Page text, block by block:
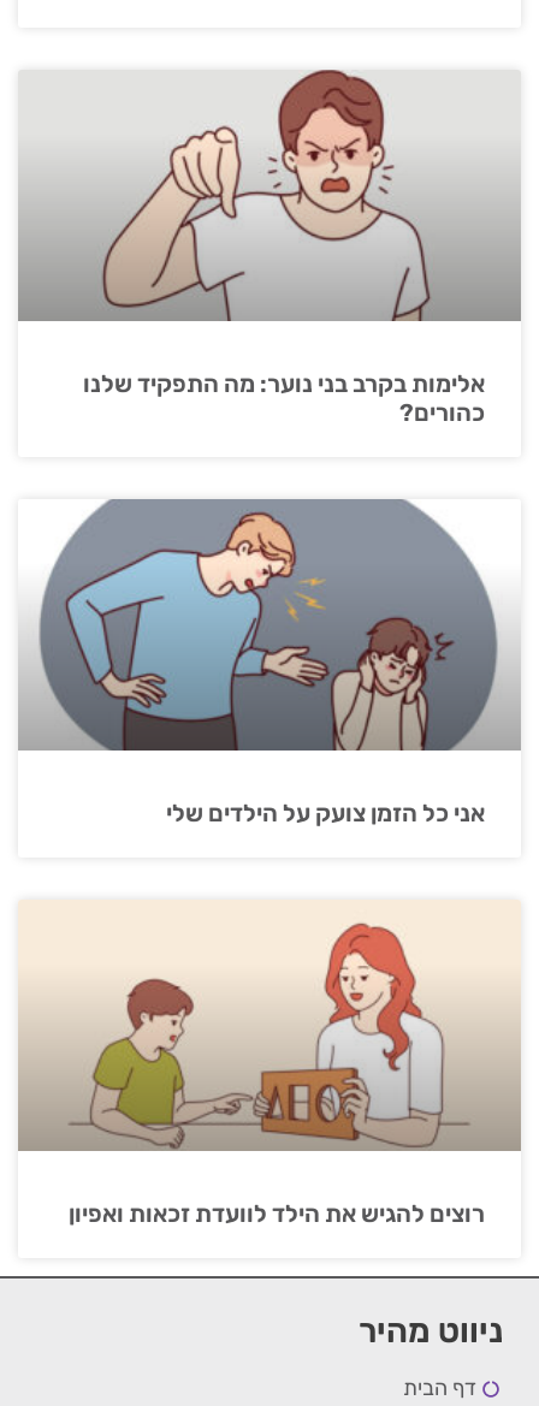
אלימות בקרב בני נוער: מה התפקיד שלנו
כהורים?
אני כל הזמן צועק על הילדים שלי
רוצים להגיש את הילד לוועדת זכאות ואפיון
ניווט מהיר
דף הבית